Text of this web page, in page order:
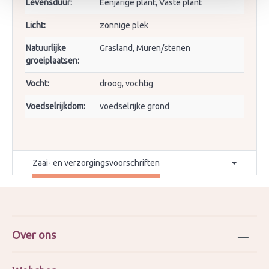
Levensduur: Eenjarige plant, Vaste plant
Licht: zonnige plek
Natuurlijke
groeiplaatsen:
Grasland, Muren/stenen
Vocht: droog, vochtig
Voedselrijkdom: voedselrijke grond
Zaai- en verzorgingsvoorschriften
Over ons